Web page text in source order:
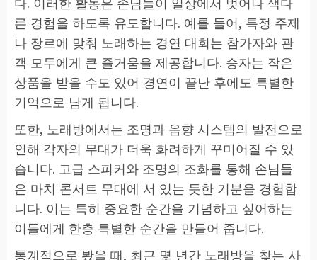
른 경험을 하도록 유도합니다. 예를 들어, 특정 주제
나 장르에 맞춰 노래하는 경연 대회는 참가자와 관
객 모두에게 큰 즐거움을 제공합니다. 승자는 작은
상품을 받을 수도 있어 경연이 끝난 후에도 특별한
기억으로 남게 됩니다.
또한, 노래방에서는 조명과 음향 시스템의 발전으로
인해 각자의 무대가 더욱 화려하게 꾸미어질 수 있
습니다. 고급 스피커와 조명의 조화를 통해 손님들
은 마치 콘서트 무대에 서 있는 듯한 기분을 경험합
니다. 이는 특히 중요한 순간을 기념하고 싶어하는
이들에게 한층 특별한 순간을 만들어 줍니다.
통계적으로 봤을 때, 최근 몇 년간 노래방을 찾는 사